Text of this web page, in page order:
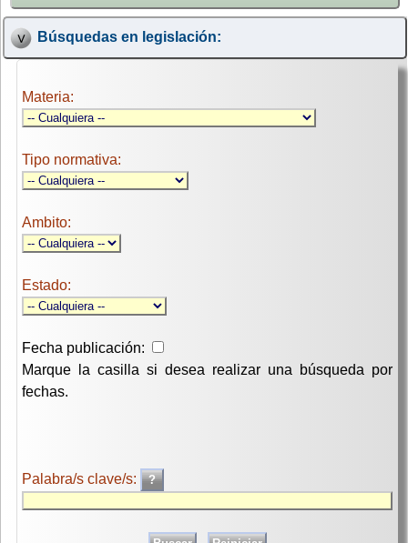
Búsquedas en legislación:
Materia:
Tipo normativa:
Ambito:
Estado:
Fecha publicación:
Marque la casilla si desea realizar una búsqueda por
fechas.
Palabra/s clave/s: